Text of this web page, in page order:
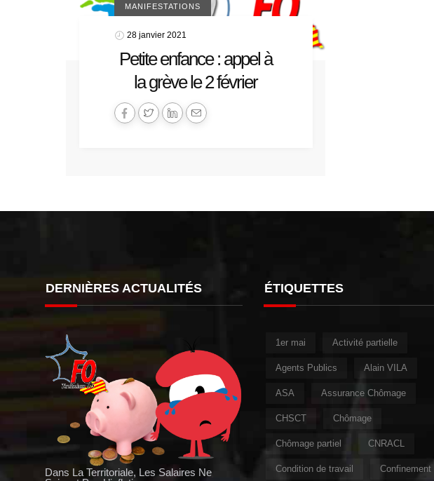
MANIFESTATIONS
28 janvier 2021
Petite enfance : appel à
la grève le 2 février
DERNIÈRES ACTUALITÉS
Dans La Territoriale, Les Salaires Ne
ÉTIQUETTES
1er mai Activité partielle
Agents Publics Alain VILA
ASA Assurance Chômage
CHSCT Chômage
Chômage partiel CNRACL
Condition de travail Confinement